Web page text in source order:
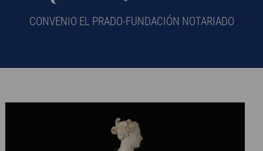
CONVENIO EL PRADO-FUNDACIÓN NOTARIADO